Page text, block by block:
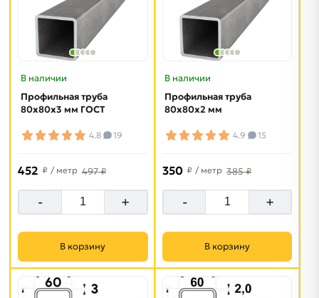
В наличии
Профильная труба
80х80х3 мм ГОСТ
4.8 19
452 ₽ / метр 497 ₽
- +
В корзину
В наличии
Профильная труба
80х80х2 мм
4.9 15
350 ₽ / метр 385 ₽
- +
В корзину